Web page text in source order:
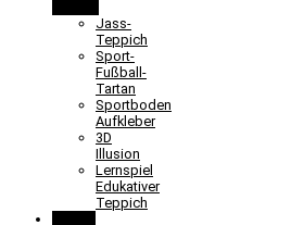
Jass-
Teppich
Sport-
Fußball-
Tartan
Sportboden
Aufkleber
3D
Illusion
Lernspiel
Edukativer
Teppich